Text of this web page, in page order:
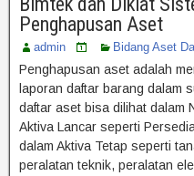
Penghapusan Aset
admin Bidang Aset
Penghapusan aset adalah
laporan daftar barang dalam
daftar aset bisa dilihat dalam
Aktiva Lancar seperti
dalam Aktiva Tetap seperti
peralatan teknik, peralatan